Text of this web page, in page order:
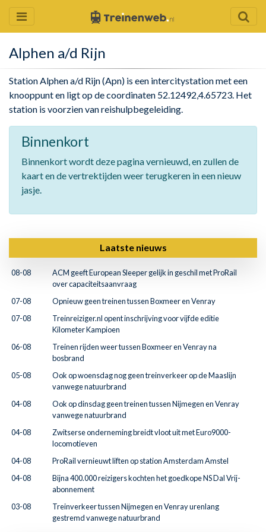
Alphen a/d Rijn
Station Alphen a/d Rijn (Apn) is een intercitystation met een
knooppunt en ligt op de coordinaten 52.12492,4.65723. Het
station is voorzien van reishulpbegeleiding.
Binnenkort
Binnenkort wordt deze pagina vernieuwd, en zullen de
kaart en de vertrektijden weer terugkeren in een nieuw
jasje.
Laatste nieuws
08-08
ACM geeft European Sleeper gelijk in geschil met ProRail
over capaciteitsaanvraag
07-08
Opnieuw geen treinen tussen Boxmeer en Venray
07-08
Treinreiziger.nl opent inschrijving voor vijfde editie
Kilometer Kampioen
06-08
Treinen rijden weer tussen Boxmeer en Venray na
bosbrand
05-08
Ook op woensdag nog geen treinverkeer op de Maaslijn
vanwege natuurbrand
04-08
Ook op dinsdag geen treinen tussen Nijmegen en Venray
vanwege natuurbrand
04-08
Zwitserse onderneming breidt vloot uit met Euro9000-
locomotieven
04-08
ProRail vernieuwt liften op station Amsterdam Amstel
04-08
Bijna 400.000 reizigers kochten het goedkope NS Dal Vrij-
abonnement
03-08
Treinverkeer tussen Nijmegen en Venray urenlang
gestremd vanwege natuurbrand